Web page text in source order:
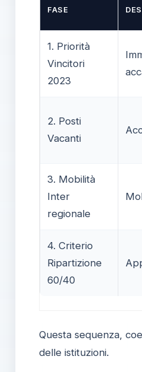
FASE
1. Priorità
Vincitori
2023
2. Posti
Vacanti
3. Mobilità
Inter
regionale
4. Criterio
Ripartizione
60/40
Questa sequenza,
delle istituzioni.